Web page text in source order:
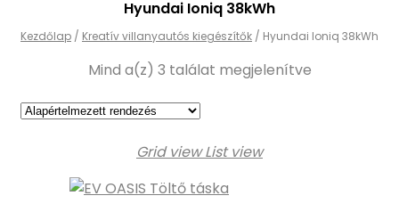
Hyundai Ioniq 38kWh
Kezdőlap / Kreatív villanyautós kiegészítők / Hyundai Ioniq 38kWh
Mind a(z) 3 találat megjelenítve
Grid view List view